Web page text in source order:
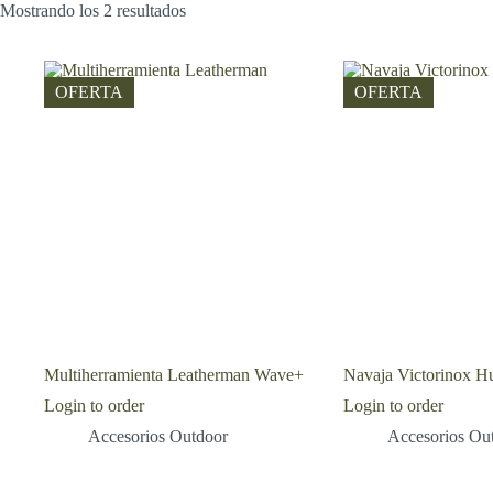
Mostrando los 2 resultados
OFERTA
Multiherramienta Leatherman Wave+
Login to order
Accesorios Outdoor
OFERTA
Navaja Victorinox
Login to order
Accesorios